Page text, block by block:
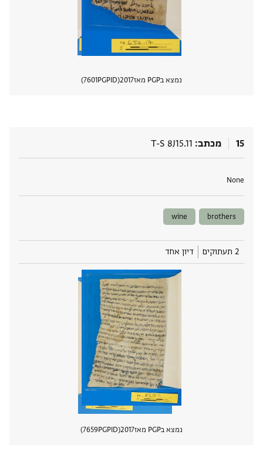
נמצא בPGP מאז 2017
PGPID
7601
15 מכתב T-S 8J15.11
None
brothers
wine
2 תעתוקים דיון אחד
נמצא בPGP מאז 2017
PGPID
7659